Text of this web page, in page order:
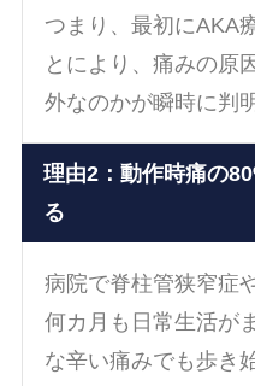
つまり、最初にAKA
とにより、痛みの原
外なのかが瞬時に判
理由2：動作時痛の
る
病院で脊柱管狭窄症
何カ月も日常生活が
な辛い痛みでも歩き